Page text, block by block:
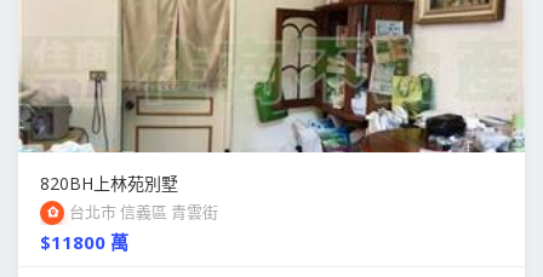
820BH上林苑別墅
台北市 信義區 青雲街
$11800 萬